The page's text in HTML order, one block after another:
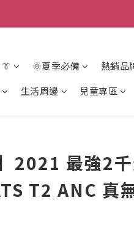
🌞夏季必備 熱銷品
生活周邊 兒童專區
】2021 最強2
T2 ANC 真